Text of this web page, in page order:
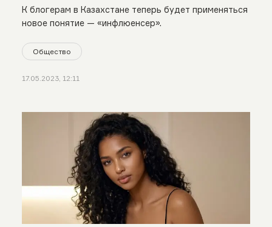
К блогерам в Казахстане теперь будет применяться
новое понятие — «инфлюенсер».
Общество
17.05.2023, 12:11